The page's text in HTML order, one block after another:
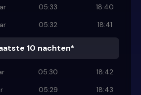
05:33
18:40
05:32 18:41
10 nachten*
05:30
18:42
05:29
18:43